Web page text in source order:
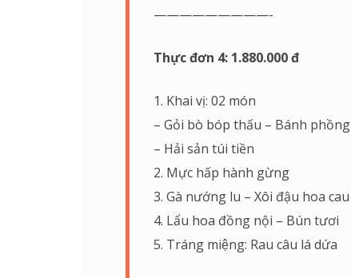
—————————-
Thực đơn 4: 1.880.000 đ
1. Khai vị: 02 món
– Gỏi bò bóp thấu – Bánh phồng
– Hải sản túi tiền
2. Mực hấp hành gừng
3. Gà nướng lu – Xôi đậu hoa cau
4. Lẩu hoa đồng nội – Bún tươi
5. Tráng miệng: Rau câu lá dứa